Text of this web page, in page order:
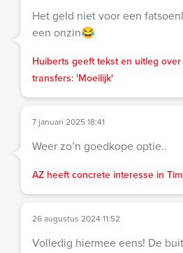
Het geld niet voor een
een onzin😂
Huiberts geeft tekst en uitleg
transfers: 'Moeilijk'
7 januari 2025 18:41
Weer zo’n goedkope optie..
AZ heeft concrete interesse in
26 augustus 2024 11:52
Volledig hiermee eens! De